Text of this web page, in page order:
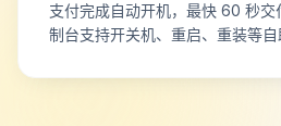
支付完成自动开机，最快 60 秒交
制台支持开关机、重启、重装等自